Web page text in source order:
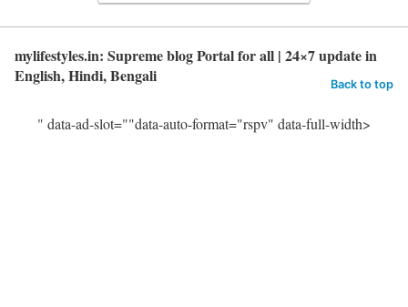
mylifestyles.in: Supreme blog Portal for all | 24×7 update in
English, Hindi, Bengali
Back to top
" data-ad-slot=""data-auto-format="rspv" data-full-width>